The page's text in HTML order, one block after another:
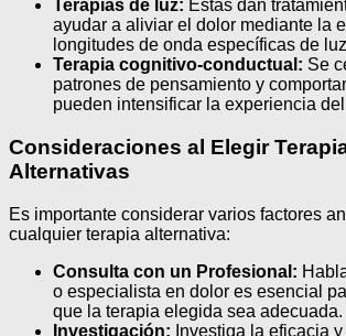
Terapias de luz: Estas dan
ayudar a aliviar el dolor mediante la
longitudes de onda específicas de
Terapia cognitivo-conductual: Se
patrones de pensamiento y
pueden intensificar la experiencia
Consideraciones al Elegir
Alternativas
Es importante considerar varios factores
cualquier terapia alternativa:
Consulta con un Profesional:
o especialista en dolor es esencial
que la terapia elegida sea adecuada.
Investigación: Investiga la eficacia